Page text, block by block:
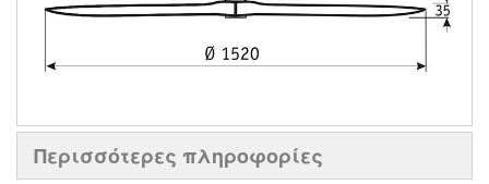
Περισσότερες πληροφορίες